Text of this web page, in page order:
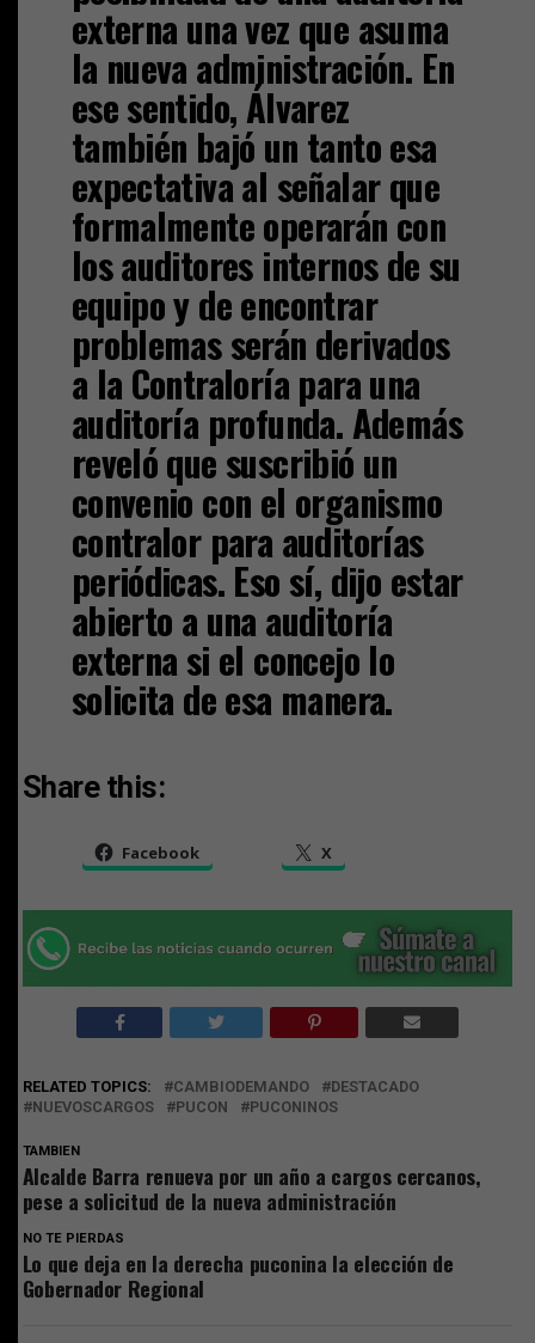
externa una vez que asuma
la nueva administración. En
ese sentido, Álvarez
también bajó un tanto esa
expectativa al señalar que
formalmente operarán con
los auditores internos de su
equipo y de encontrar
problemas serán derivados
a la Contraloría para una
auditoría profunda. Además
reveló que suscribió un
convenio con el organismo
contralor para auditorías
periódicas. Eso sí, dijo estar
abierto a una auditoría
externa si el concejo lo
solicita de esa manera.
Share this:
Facebook X
RELATED TOPICS: CAMBIODEMANDO
DESTACADO
NUEVOSCARGOS
PUCON PUCONINOS
TAMBIEN
Alcalde Barra renueva por un año a cargos cercanos,
pese a solicitud de la nueva administración
NO TE PIERDAS
Lo que deja en la derecha puconina la elección de
Gobernador Regional